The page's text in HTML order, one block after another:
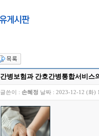
간병보험과 간호간병통합서비스
글쓴이 : 손혜정 날짜 : 2023-12-12 (화)